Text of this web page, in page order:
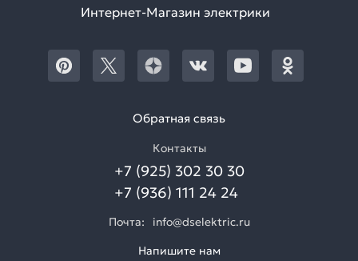
Интернет-Магазин электрики
Обратная связь
Контакты
+7 (925) 302 30 30
+7 (936) 111 24 24
Почта:
info@dselektric.ru
Напишите нам